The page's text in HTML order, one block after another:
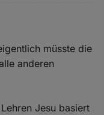
müsste die
anderen
Jesu basiert